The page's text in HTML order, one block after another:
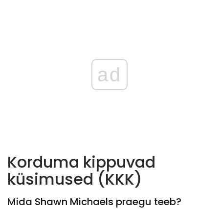
ad
Korduma kippuvad
küsimused (KKK)
Mida Shawn Michaels praegu teeb?